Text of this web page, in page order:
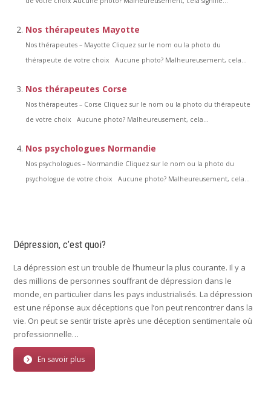
Nos thérapeutes Mayotte
Nos thérapeutes – Mayotte Cliquez sur le nom ou la photo du
thérapeute de votre choix Aucune photo? Malheureusement, cela...
Nos thérapeutes Corse
Nos thérapeutes – Corse Cliquez sur le nom ou la photo du thérapeute
de votre choix Aucune photo? Malheureusement, cela...
Nos psychologues Normandie
Nos psychologues – Normandie Cliquez sur le nom ou la photo du
psychologue de votre choix Aucune photo? Malheureusement, cela...
Dépression, c’est quoi?
La dépression est un trouble de l’humeur la plus courante. Il y a
des millions de personnes souffrant de dépression dans le
monde, en particulier dans les pays industrialisés. La dépression
est une réponse aux déceptions que l’on peut rencontrer dans la
vie. On peut se sentir triste après une déception sentimentale où
professionnelle…
En savoir plus